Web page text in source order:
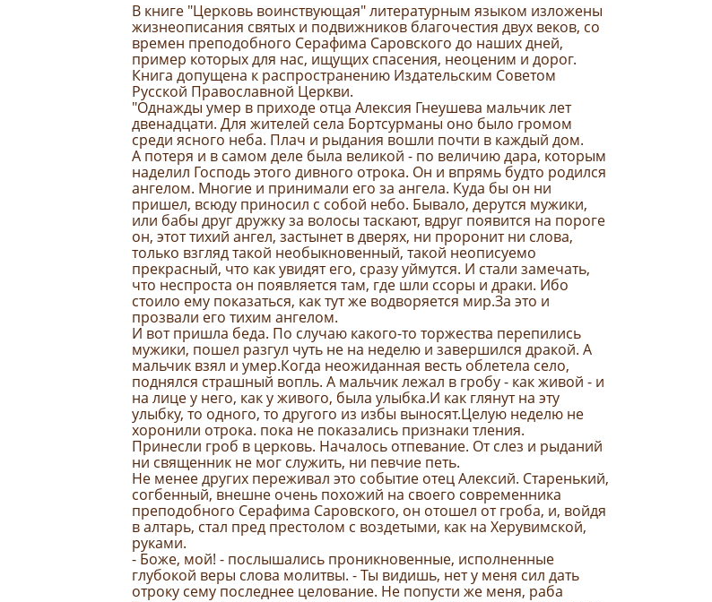
В книге "Церковь воинствующая" литературным языком изложены
жизнеописания святых и подвижников благочестия двух веков, со
времен преподобного Серафима Саровского до наших дней,
пример которых для нас, ищущих спасения, неоценим и дорог.
Книга допущена к распространению Издательским Советом
Русской Православной Церкви.
"Однажды умер в приходе отца Алексия Гнеушева мальчик лет
двенадцати. Для жителей села Бортсурманы оно было громом
среди ясного неба. Плач и рыдания вошли почти в каждый дом.
А потеря и в самом деле была великой - по величию дара, которым
наделил Господь этого дивного отрока. Он и впрямь будто родился
ангелом. Многие и принимали его за ангела. Куда бы он ни
пришел, всюду приносил с собой небо. Бывало, дерутся мужики,
или бабы друг дружку за волосы таскают, вдруг появится на пороге
он, этот тихий ангел, застынет в дверях, ни проронит ни слова,
только взгляд такой необыкновенный, такой неописуемо
прекрасный, что как увидят его, сразу уймутся. И стали замечать,
что неспроста он появляется там, где шли ссоры и драки. Ибо
стоило ему показаться, как тут же водворяется мир.За это и
прозвали его тихим ангелом.
И вот пришла беда. По случаю какого-то торжества перепились
мужики, пошел разгул чуть не на неделю и завершился дракой. А
мальчик взял и умер.Когда неожиданная весть облетела село,
поднялся страшный вопль. А мальчик лежал в гробу - как живой - и
на лице у него, как у живого, была улыбка.И как глянут на эту
улыбку, то одного, то другого из избы выносят.Целую неделю не
хоронили отрока. пока не показались признаки тления.
Принесли гроб в церковь. Началось отпевание. От слез и рыданий
ни священник не мог служить, ни певчие петь.
Не менее других переживал это событие отец Алексий. Старенький,
согбенный, внешне очень похожий на своего современника
преподобного Серафима Саровского, он отошел от гроба, и, войдя
в алтарь, стал пред престолом с воздетыми, как на Херувимской,
руками.
- Боже, мой! - послышались проникновенные, исполненные
глубокой веры слова молитвы. - Ты видишь, нет у меня сил дать
отроку сему последнее целование. Не попусти же меня, раба